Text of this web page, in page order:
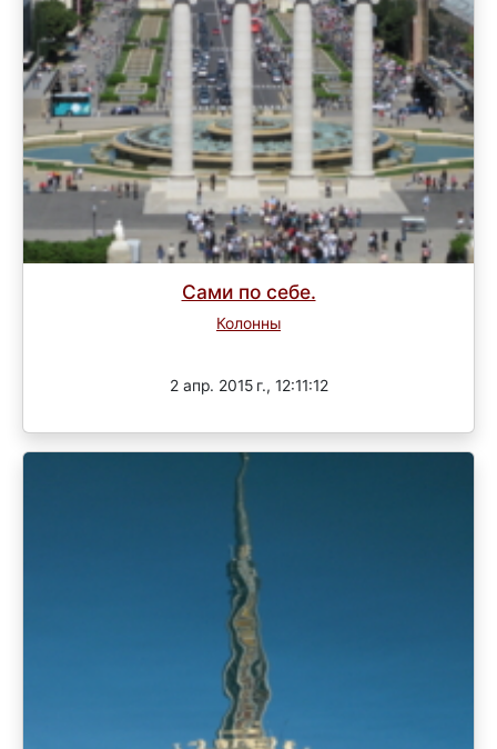
Сами по себе.
Колонны
2 апр. 2015 г., 12:11:12